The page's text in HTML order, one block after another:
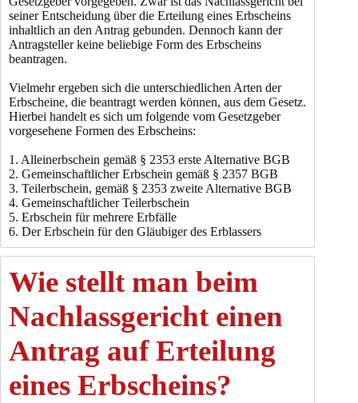
seiner Entscheidung über die Erteilung eines Erbscheins
inhaltlich an den Antrag gebunden. Dennoch kann der
Antragsteller keine beliebige Form des Erbscheins
beantragen.
Vielmehr ergeben sich die unterschiedlichen Arten der
Erbscheine, die beantragt werden können, aus dem Gesetz.
Hierbei handelt es sich um folgende vom Gesetzgeber
vorgesehene Formen des Erbscheins:
1. Alleinerbschein gemäß § 2353 erste Alternative BGB
2. Gemeinschaftlicher Erbschein gemäß § 2357 BGB
3. Teilerbschein, gemäß § 2353 zweite Alternative BGB
4. Gemeinschaftlicher Teilerbschein
5. Erbschein für mehrere Erbfälle
6. Der Erbschein für den Gläubiger des Erblassers
Wie stellt man beim
Nachlassgericht einen
Antrag auf Erteilung
eines Erbscheins?